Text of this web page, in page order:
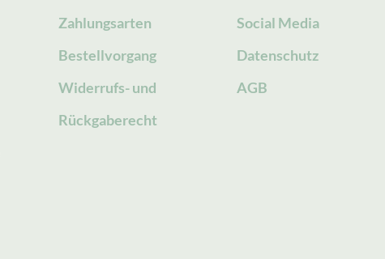
Zahlungsarten
Bestellvorgang
Widerrufs- und
Rückgaberecht
Social Media
Datenschutz
AGB